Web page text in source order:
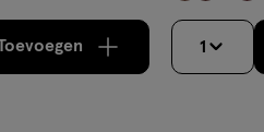
verhoog aantal met één
1